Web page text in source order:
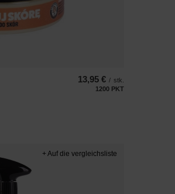
13,95 € / stk.
1200 PKT
+ Auf die vergleichsliste